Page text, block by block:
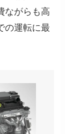
ながらも高
の運転に最